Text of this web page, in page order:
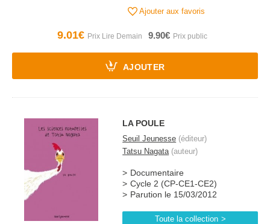
Ajouter aux favoris
9.01€ 9.90€
AJOUTER
LA POULE
Seuil Jeunesse (éditeur)
Tatsu Nagata(auteur)
Documentaire
Cycle 2 (CP-CE1-CE2)
Parution le 15/03/2012
Toute la collection